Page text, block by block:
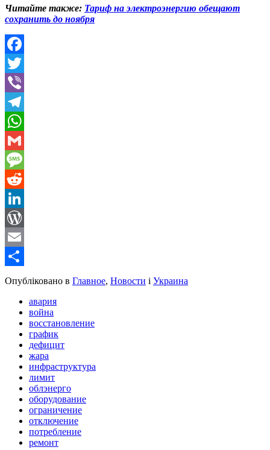
Читайте также: Тариф на электроэнергию обещают
сохранить до ноября
Facebook
Twitter
Viber
Telegram
WhatsApp
Gmail
Message
Reddit
LinkedIn
WordPress
Email
Share
Опубліковано в Главное, Новости і Украина
авария
война
восстановление
график
дефицит
жара
инфраструктура
лимит
облэнерго
оборудование
ограничение
отключение
потребление
ремонт